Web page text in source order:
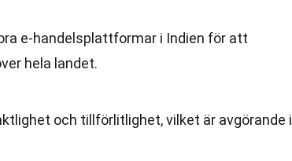
e-handelsplattformar i Indien för att
hela landet.
och tillförlitlighet, vilket är avgörande i